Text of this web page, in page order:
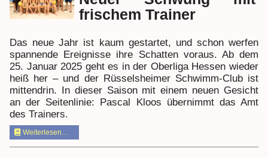
frischem Trainer
Das neue Jahr ist kaum gestartet, und schon werfen
spannende Ereignisse ihre Schatten voraus. Ab dem
25. Januar 2025 geht es in der Oberliga Hessen wieder
heiß her – und der Rüsselsheimer Schwimm-Club ist
mittendrin. In dieser Saison mit einem neuen Gesicht
an der Seitenlinie: Pascal Kloos übernimmt das Amt
des Trainers.
Weiterlesen…